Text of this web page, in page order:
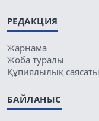
РЕДАКЦИЯ
Жарнама
Жоба туралы
Құпиялылық саясаты
БАЙЛАНЫС